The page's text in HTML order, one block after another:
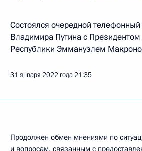
Состоялся очередной
Владимира Путина с
Республики Эммануэлем
31 января 2022 года21:35
Продолжен обмен мнениями по
и вопросам, связанным с